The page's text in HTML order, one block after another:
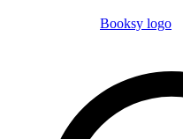
Booksy logo